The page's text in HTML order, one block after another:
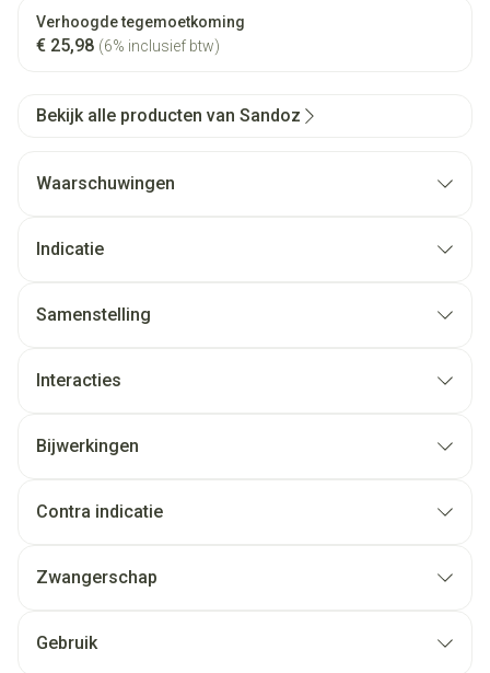
Verhoogde tegemoetkoming
€ 25,98 (6% inclusief btw)
Bekijk alle producten van Sandoz
Waarschuwingen
Indicatie
Samenstelling
Interacties
Bijwerkingen
Contra indicatie
Zwangerschap
Gebruik